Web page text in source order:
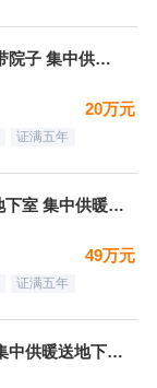
二康附近 单位房南北两居带院子 集中供暖税费低
20万元
证满五年
40万买政法街南北三居送地下室 集中供暖税费低
49万元
证满五年
德信公园旁 精装南北三居集中供暖送地下室 税费低